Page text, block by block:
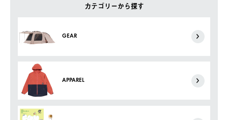
カテゴリーから探す
GEAR
APPAREL